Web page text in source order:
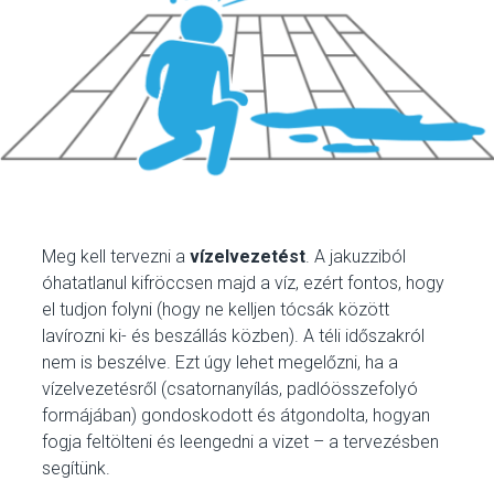
Meg kell tervezni avízelvezetést. A jakuzziból
óhatatlanul kifröccsen majd a víz, ezért fontos, hogy
el tudjon folyni (hogy ne kelljen tócsák között
lavírozni ki- és beszállás közben). A téli időszakról
nem is beszélve. Ezt úgy lehet megelőzni, ha a
vízelvezetésről (csatornanyílás, padlóösszefolyó
formájában) gondoskodott és átgondolta, hogyan
fogja feltölteni és leengedni a vizet – a tervezésben
segítünk.